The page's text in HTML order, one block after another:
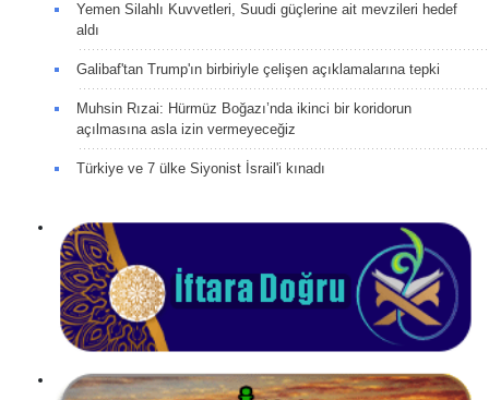
Yemen Silahlı Kuvvetleri, Suudi güçlerine ait mevzileri hedef
aldı
Galibaf'tan Trump'ın birbiriyle çelişen açıklamalarına tepki
Muhsin Rızai: Hürmüz Boğazı’nda ikinci bir koridorun
açılmasına asla izin vermeyeceğiz
Türkiye ve 7 ülke Siyonist İsrail'i kınadı